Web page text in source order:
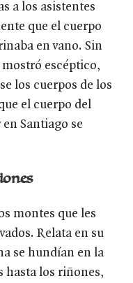
a los asistentes
que el cuerpo
en vano. Sin
mostró escéptico,
los cuerpos de los
el cuerpo del
Santiago se
montes que les
Relata en su
se hundían en la
hasta los riñones,